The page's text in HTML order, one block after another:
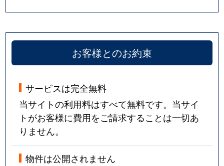
お客様とのお約束
サービスは完全無料
当サイトの利用料はすべて無料です。当サイ
トがお客様に費用をご請求することは一切あ
りません。
物件は公開されません